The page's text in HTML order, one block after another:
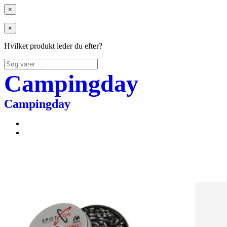
×
×
Hvilket produkt leder du efter?
Søg
efter:
Campingday
Campingday